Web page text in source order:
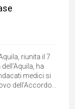
riunita il 7
ha
medici si
dell'Accordo...